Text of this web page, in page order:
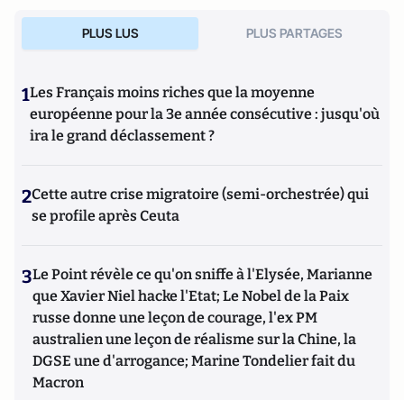
PLUS LUS PLUS PARTAGES
1Les Français moins riches que la moyenne
européenne pour la 3e année consécutive : jusqu'où
ira le grand déclassement ?
2Cette autre crise migratoire (semi-orchestrée) qui
se profile après Ceuta
3Le Point révèle ce qu'on sniffe à l'Elysée, Marianne
que Xavier Niel hacke l'Etat; Le Nobel de la Paix
russe donne une leçon de courage, l'ex PM
australien une leçon de réalisme sur la Chine, la
DGSE une d'arrogance; Marine Tondelier fait du
Macron